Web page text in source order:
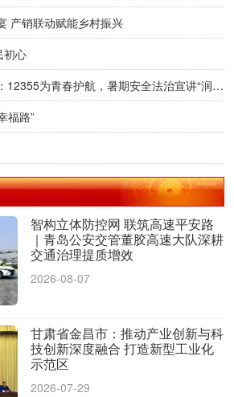
产销联动赋能乡村振兴
初心
湖南省衡南县泉湖镇：12355为青春护航，暑期安全法治宣讲“润”童心
福路”
智构立体防控网 联筑高速平安路
｜青岛公安交管董胶高速大队深耕
交通治理提质增效
2026-08-07
甘肃省金昌市：推动产业创新与科
技创新深度融合 打造新型工业化
示范区
2026-07-29